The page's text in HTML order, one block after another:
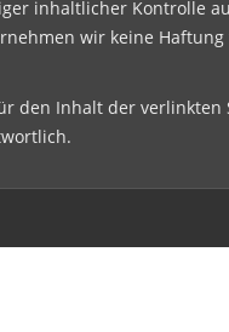
inhaltlicher Kontrolle
wir keine
den Inhalt der verlinkten